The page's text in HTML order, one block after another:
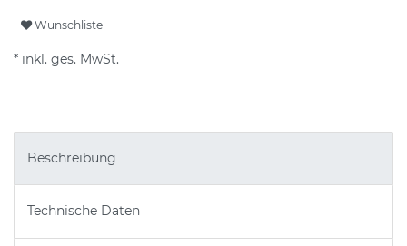
Wunschliste
* inkl. ges. MwSt.
Beschreibung
Technische Daten